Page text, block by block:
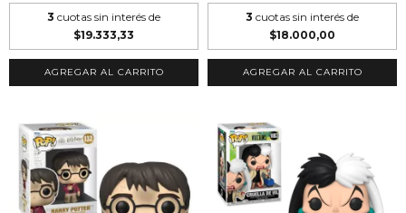
3 cuotas sin interés de
$19.333,33
3 cuotas sin interés de
$18.000,00